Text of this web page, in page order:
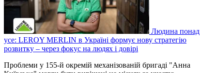
Людина понад
усе: LEROY MERLIN в Україні формує нову стратегію
розвитку – через фокус на людях і довірі
Проблеми у 155-й окремій механізованій бригаді "Анна